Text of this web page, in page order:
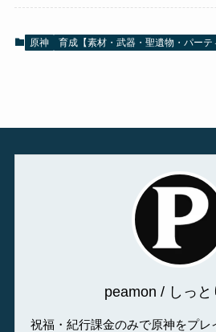
原神 育成【素材・武器・聖遺物・パーテ
peamon / しっと
祝福・紀行課金のみで原神をプレ